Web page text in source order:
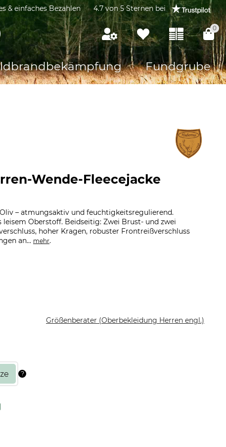
& einfaches Bezahlen 4.7 von 5 Sternen bei
0
Fundgrube
Wende-Fleecejacke
– atmungsaktiv und feuchtigkeitsregulierend.
leisem Oberstoff. Beidseitig: Zwei Brust- und zwei
hoher Kragen, robuster Frontreißverschluss
an... mehr.
Größenberater (Oberbekleidung Herren engl.)